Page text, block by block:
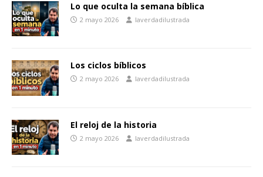
Lo que oculta la semana bíblica
2 mayo 2026 laverdadilustrada
Los ciclos bíblicos
2 mayo 2026 laverdadilustrada
El reloj de la historia
2 mayo 2026 laverdadilustrada